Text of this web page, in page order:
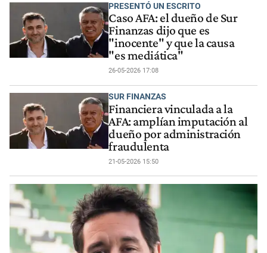
PRESENTÓ UN ESCRITO
Caso AFA: el dueño de Sur
Finanzas dijo que es
"inocente" y que la causa
"es mediática"
26-05-2026 17:08
SUR FINANZAS
Financiera vinculada a la
AFA: amplían imputación al
dueño por administración
fraudulenta
21-05-2026 15:50